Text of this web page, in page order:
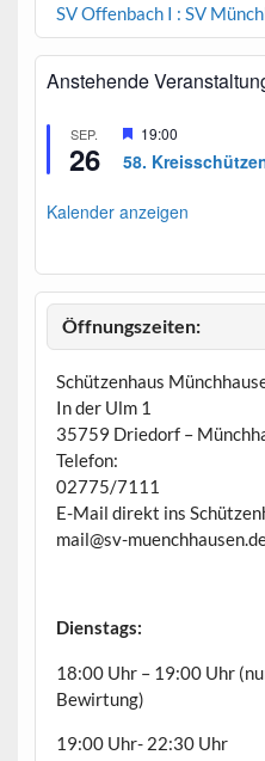
SV Offenbach I : SV
Anstehende
SEP.
26
H
r
o
o
b
19:00
58.
Kalender anzeigen
Öffnungszeiten:
Schützenhaus
In der Ulm 1
35759 Driedorf –
Telefon:
02775/7111
E-Mail direkt ins
mail@sv-
Dienstags:
18:00 Uhr – 19:00 Uhr
Bewirtung)
19:00 Uhr- 22:30 Uhr